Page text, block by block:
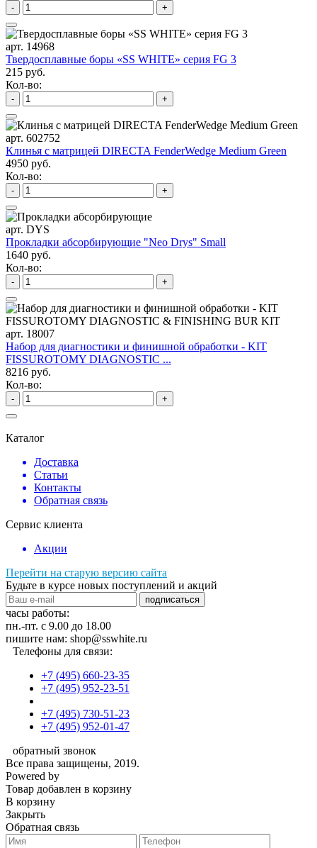
- +
арт. 14968
Твердосплавные боры «SS WHITE» серия FG 3
215 руб.
Кол-во:
- +
арт. 602752
Клинья с матрицей DIRECTA FenderWedge Medium Green
4950 руб.
Кол-во:
- +
арт. DYS
Прокладки абсорбирующие "Neo Drys" Small
1640 руб.
Кол-во:
- +
арт. 18007
Набор для диагностики и финишной обработки - KIT
FISSUROTOMY DIAGNOSTIC ...
8216 руб.
Кол-во:
- +
Каталог
Доставка
Статьи
Контакты
Обратная связь
Сервис клиента
Акции
Перейти на старую версию сайта
Будьте в курсе новых поступлений и акций
подписаться
часы работы:
пн.-пт. с 9.00 до 18.00
пишите нам: shop@sswhite.ru
Телефоны для связи:
+7 (495) 660-23-35
+7 (495) 952-23-51
+7 (495) 730-51-23
+7 (495) 952-01-47
обратный звонок
Все права защищены, 2019.
Powered by
Товар добавлен в корзину
В корзину
Закрыть
Обратная связь